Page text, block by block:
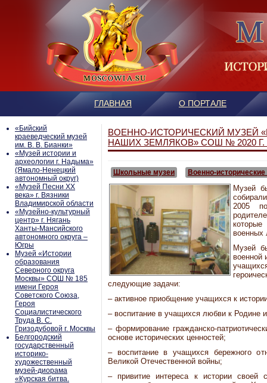
ГЛАВНАЯ О ПОРТАЛЕ
«Бийский
краеведческий музей
им. В. В. Бианки»
«Музей истории и
археологии г. Надыма»
(Ямало-Ненецкий
автономный округ)
«Музей Песни ХХ
века» г. Вязники
Владимирской области
«Музейно-культурный
центр» г. Нягань
Ханты-Мансийского
автономного округа –
Югры
Mузей «Истории
образования
Северного округа
Москвы» СОШ № 185
имени Героя
Советского Союза,
Героя
Социалистического
Труда В. С.
Гризодубовой г. Москвы
Белгородский
государственный
историко-
художественный
музей-диорама
«Курская битва.
ВОЕННО-ИСТОРИЧЕСКИЙ МУЗЕЙ
НАШИХ ЗЕМЛЯКОВ» СОШ № 2020
Школьные музеи Военно-
Музей
2005
военных
Музей
военной
следующие задачи:
– активное приобщение учащихся к
– воспитание в учащихся любви к Родине
– формирование гражданско-
основе исторических ценностей;
– воспитание в учащихся бережного
Великой Отечественной войны;
– привитие интереса к истории своей